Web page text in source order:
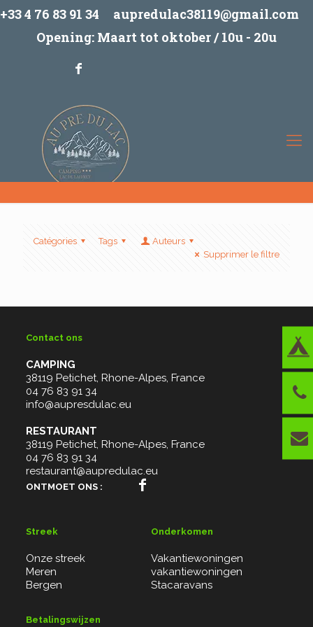
+33 4 76 83 91 34
aupredulac38119@gmail.com
Opening: Maart tot oktober / 10u - 20u
Catégories Tags
Auteurs
Supprimer le filtre
Contact ons
CAMPING
38119 Petichet, Rhone-Alpes, France
04 76 83 91 34
info@aupresdulac.eu
RESTAURANT
38119 Petichet, Rhone-Alpes, France
04 76 83 91 34
restaurant@aupredulac.eu
ONTMOET ONS :
Streek
Onze streek
Meren
Bergen
Onderkomen
Vakantiewoningen
vakantiewoningen
Stacaravans
Betalingswijzen